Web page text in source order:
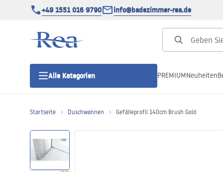
+49 1551 016 9790 info@badezimmer-rea.de
Alle Kategorien
Duschtüren
PREMIUMNeuheiten
Startseite Duschwannen Gefälleprofil 140cm Brush Gold